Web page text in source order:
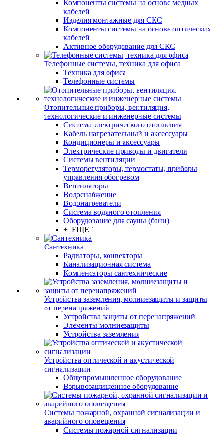
Компоненты системы на основе медных
кабелей
Изделия монтажные для СКС
Компоненты системы на основе оптических
кабелей
Активное оборудование для СКС
Телефонные системы, техника для офиса
Техника для офиса
Телефонные системы
Отопительные приборы, вентиляция,
технологические и инженерные системы
Система электрического отопления
Кабель нагревательный и аксессуары
Кондиционеры и аксессуары
Электрические приводы и двигатели
Системы вентиляции
Терморегуляторы, термостаты, приборы
управления обогревом
Вентиляторы
Водоснабжение
Водонагреватели
Система водяного отопления
Оборудование для сауны (бани)
+ ЕЩЕ 1
Сантехника
Радиаторы, конвекторы
Канализационная система
Компенсаторы сантехнические
Устройства заземления, молниезащиты и защиты
от перенапряжений
Устройства защиты от перенапряжений
Элементы молниезащиты
Устройства заземления
Устройства оптической и акустической
сигнализации
Общепромышленное оборудование
Взрывозащищенное оборудование
Системы пожарной, охранной сигнализации и
аварийного оповещения
Системы пожарной сигнализации